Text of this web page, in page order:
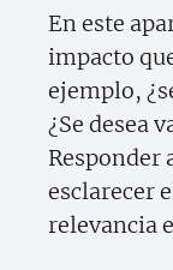
En este
impacto
ejemplo,
¿Se desea
Responder
esclarecer
relevancia